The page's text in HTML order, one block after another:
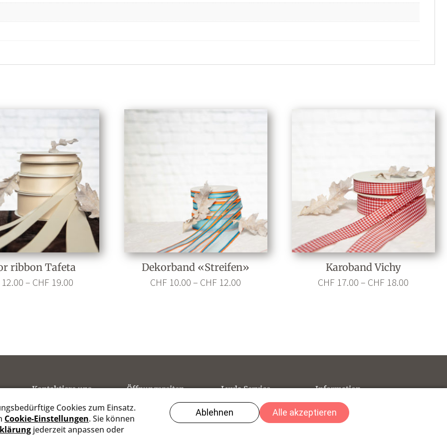
ribbon Tafeta
– CHF19.00Preisspanne: CHF 12.00 bis CHF 19.00
Dekorband «Streifen»
CHF 10.00 – CHF 12.00
Karoband Vichy
CHF 17.00 – CHF 18.00
Kontaktiere uns
info@lyyla.com
www.lyyla.com
Öffnungszeiten
MO & SO: Ruhetag
DI - FR: 13:30 bis 18:00
SA: 09:00 - 16:00
Lyyla Service
Kontakt
Widerrufsrecht
Information
AGB
Impressum
Datenschutz